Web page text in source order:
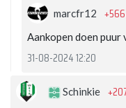
marcfr12
Aankopen doen
31-08-2024 12:20
Schinkie